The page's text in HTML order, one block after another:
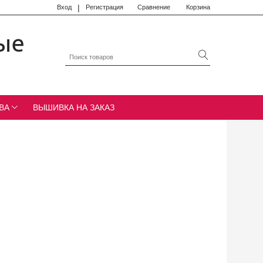
Вход | Регистрация Сравнение Корзина
ВЫШИВКА НА ЗАКАЗ